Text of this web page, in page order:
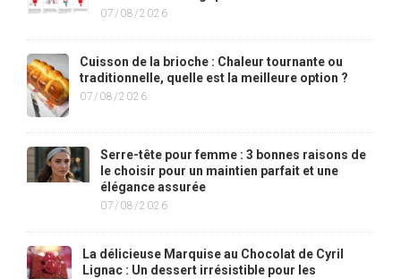
07/08/2026
Cuisson de la brioche : Chaleur tournante ou
traditionnelle, quelle est la meilleure option ?
07/08/2026
Serre-tête pour femme : 3 bonnes raisons de
le choisir pour un maintien parfait et une
élégance assurée
07/08/2026
La délicieuse Marquise au Chocolat de Cyril
Lignac : Un dessert irrésistible pour les